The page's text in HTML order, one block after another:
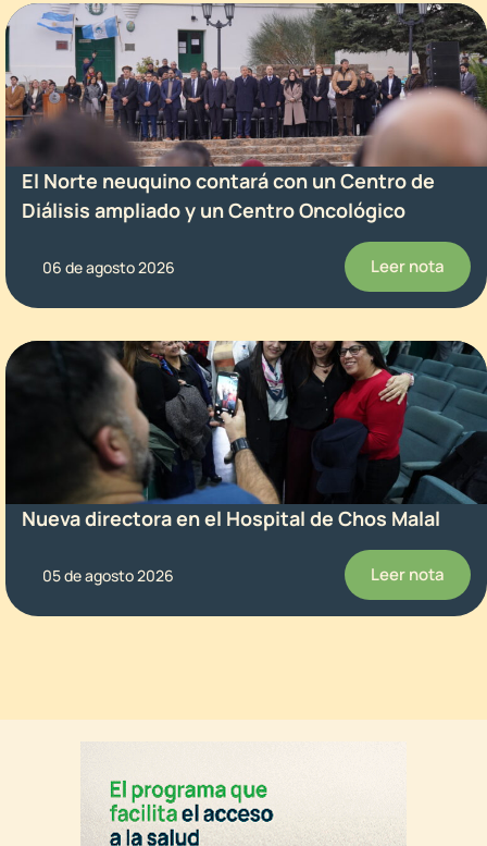
El Norte neuquino contará con un Centro de
Diálisis ampliado y un Centro Oncológico
06 de agosto 2026 Leer nota
Nueva directora en el Hospital de Chos Malal
05 de agosto 2026 Leer nota